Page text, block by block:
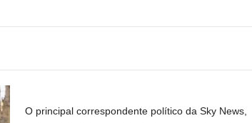
O principal correspondente político da Sky News,